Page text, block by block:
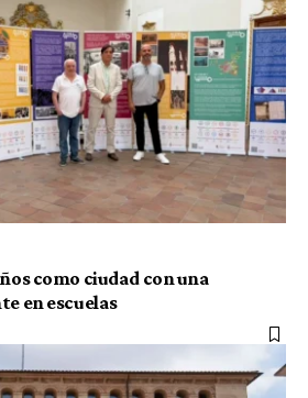
como ciudad con una
en escuelas